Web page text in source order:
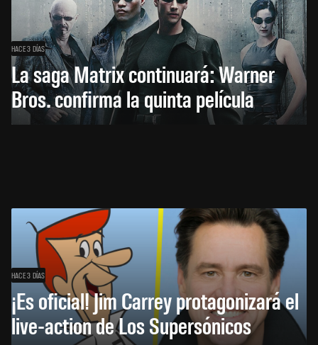
HACE 3 DÍAS
La saga Matrix continuará: Warner
Bros. confirma la quinta película
HACE 3 DÍAS
¡Es oficial! Jim Carrey protagonizará el
live-action de Los Supersónicos